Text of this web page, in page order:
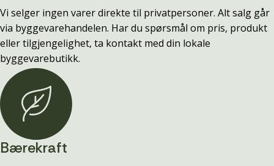
Vi selger ingen varer direkte til privatpersoner. Alt salg går
via byggevarehandelen. Har du spørsmål om pris, produkt
eller tilgjengelighet, ta kontakt med din lokale
byggevarebutikk.
Bærekraft